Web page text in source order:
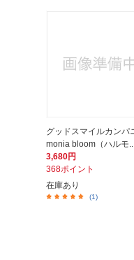
グッドスマイルカン
monia bloom（ハルモ
3,680円
368ポイント
在庫あり
(1)